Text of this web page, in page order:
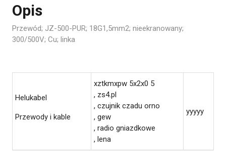
Opis
Przewód; JZ-500-PUR; 18G1,5mm2; nieekranowany;
300/500V; Cu; linka
Helukabel
Przewody i kable
xztkmxpw 5x2x0 5
, zs4.pl
, czujnik czadu orno
, gew
, radio gniazdkowe
, lena
yyyyy